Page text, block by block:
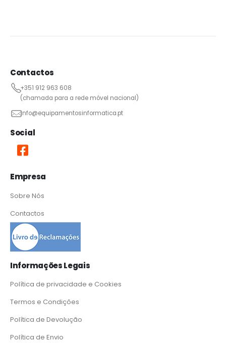
Contactos
+351 912 963 608
(chamada para a rede móvel nacional)
info@equipamentosinformatica.pt
Social
Empresa
Sobre Nós
Contactos
Informações Legais
Política de privacidade e Cookies
Termos e Condições
Política de Devolução
Política de Envio